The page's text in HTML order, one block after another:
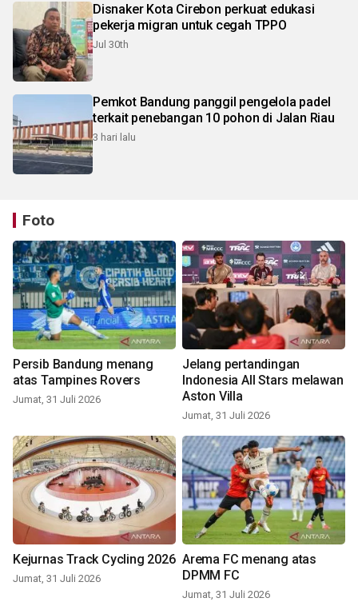
Disnaker Kota Cirebon perkuat edukasi
pekerja migran untuk cegah TPPO
Jul 30th
Pemkot Bandung panggil pengelola padel
terkait penebangan 10 pohon di Jalan Riau
3 hari lalu
Foto
Persib Bandung menang
atas Tampines Rovers
Jumat, 31 Juli 2026
Jelang pertandingan
Indonesia All Stars melawan
Aston Villa
Jumat, 31 Juli 2026
Kejurnas Track Cycling 2026
Jumat, 31 Juli 2026
Arema FC menang atas
DPMM FC
Jumat, 31 Juli 2026